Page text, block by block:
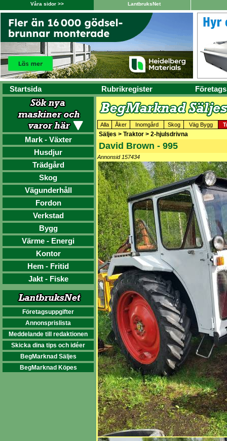
Våra sidor >> LantbruksNet
Startsida Rubrikregister
Mark - Växter
Husdjur
Trädgård
Skog
Vägunderhåll
Fordon
Verkstad
Bygg
Värme - Energi
Kontor
Hem - Fritid
Jakt - Fiske
Företagsuppgifter
Annonsprislista
Meddelande till redaktionen
Skicka dina tips och idéer
BegMarknad Säljes
BegMarknad Köpes
Alla Åker Inomgård Skog Väg Bygg
Säljes > Traktor > 2-hjulsdrivna
David Brown - 995
Annonsid 157434